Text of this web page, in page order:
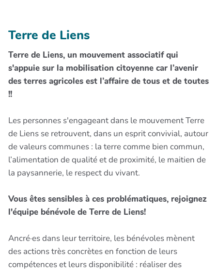
Terre de Liens
Terre de Liens, un mouvement associatif qui
s'appuie sur la mobilisation citoyenne car l’avenir
des terres agricoles est l’affaire de tous et de toutes
!!
Les personnes s'engageant dans le mouvement Terre
de Liens se retrouvent, dans un esprit convivial, autour
de valeurs communes : la terre comme bien commun,
l’alimentation de qualité et de proximité, le maitien de
la paysannerie, le respect du vivant.
Vous êtes sensibles à ces problématiques, rejoignez
l'équipe bénévole de Terre de Liens!
Ancré·es dans leur territoire, les bénévoles mènent
des actions très concrètes en fonction de leurs
compétences et leurs disponibilité : réaliser des